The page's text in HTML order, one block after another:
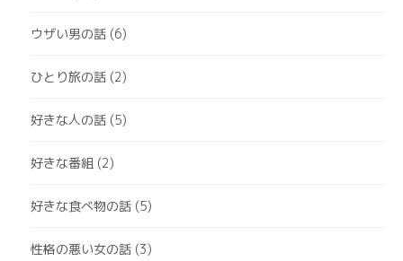
ウザい男の話 (6)
ひとり旅の話 (2)
好きな人の話 (5)
好きな番組 (2)
好きな食べ物の話 (5)
性格の悪い女の話 (3)